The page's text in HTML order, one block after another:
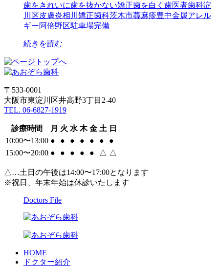
歯をきれいに歯を抜かない矯正歯を白く 歯医者歯科淀
川区皮膚炎相川 矯正歯科茨木市蕁麻疹豊中金属アレル
ギー阿倍野区駐車場完備
続きを読む
〒533-0001
大阪市東淀川区井高野3丁目2-40
TEL. 06-6827-1919
診療時間 月 火 水 木 金 土 日
10:00〜13:00 ● ● ● ● ● ●
●
15:00〜20:00 ● ● ● ● ● △ △
△…土日の午後は14:00〜17:00となります
※祝日、年末年始は休診いたします
Doctors File
HOME
ドクター紹介